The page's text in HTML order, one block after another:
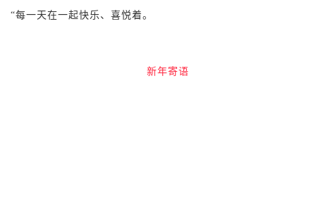
“每一天在一起快乐、喜悦着。
新年寄语